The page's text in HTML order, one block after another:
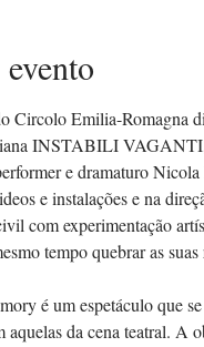
Circolo Emilia-Romagna
INSTABILI VAGANTI,
e dramaturo
e instalações e na
com experimentação
tempo quebrar as
é um espetáculo que
aquelas da cena teatral. A